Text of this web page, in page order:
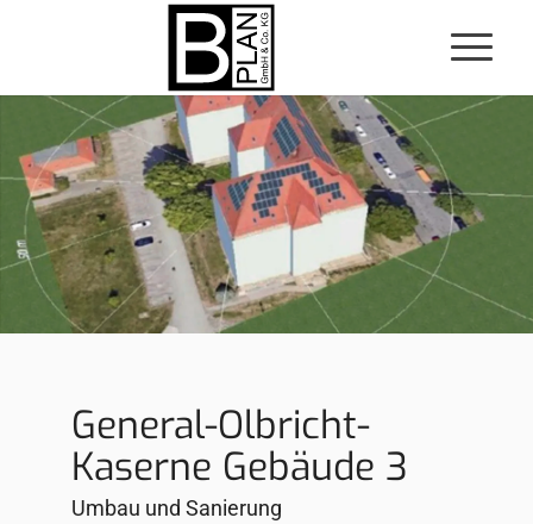
General-Olbricht-
Kaserne Gebäude 3
Umbau und Sanierung